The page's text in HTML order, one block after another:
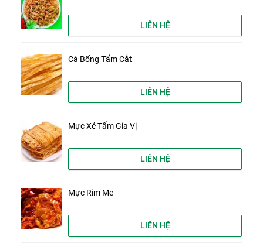
LIÊN HỆ
Cá Bống Tẩm Cắt
LIÊN HỆ
Mực Xé Tẩm Gia Vị
LIÊN HỆ
Mực Rim Me
LIÊN HỆ